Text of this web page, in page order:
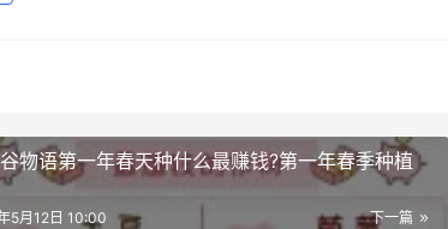
物语第一年春天种什么最赚钱?第一年春季种植
下一篇
5月12日 10:00